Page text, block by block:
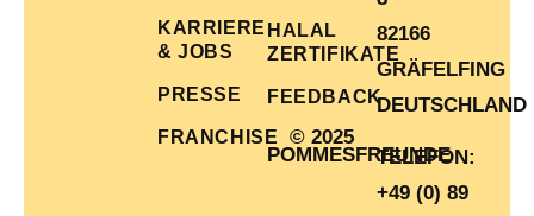
KARRIERE
& JOBS
PRESSE
FRANCHISE
HALAL
ZERTIFIKATE
FEEDBACK
© 2025
POMMESFREUNDE
82166
GRÄFELFING
DEUTSCHLAND
TELEFON:
+49 (0) 89